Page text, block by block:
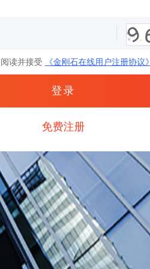
读并接受 《金刚石在线用户注册协议》
登录
免费注册